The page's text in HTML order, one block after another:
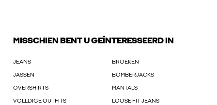
MISSCHIEN BENT U GEÏNTERESSEERD IN
JEANS BROEKEN
JASSEN BOMBERJACKS
OVERSHIRTS MANTALS
VOLLDIGE OUTFITS LOOSE FIT JEANS